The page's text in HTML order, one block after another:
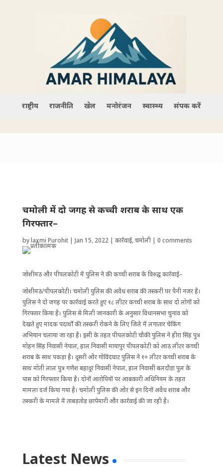
राष्ट्रीय राजनीति खेल मनोरंजन स्वास्थ्य संपर्क करें
चमोली में दो जगह से कच्ची शराब के साथ एक
गिरफ्तार–
bylaxmi Purohit| Jan 15, 2022| कार्रवाई,चमोली| 0 comments
जोशीमठ और पीपलकोटी में पुलिस ने की कच्ची शराब के विरुद्घ कार्रवाई–
जोशीमठ/पीपलकोटी। चमोली पुलिस की अवैध शराब की तस्करी पर पैनी नजर है।
पुलिस ने दो जगह पर कार्रवाई करते हुए १८ लीटर कच्ची शराब के साथ दो लोगों को
गिरफ्तार किया है। पुलिस से मिली जानकारी के अनुसार विधानसभा चुनाव को
देखते हुए मादक पदार्थों की तस्करी रोकने के लिए जिले में लगातार चेकिंग
अभियान चलाया जा रहा है। इसी के तहत पीपलकोटी चौकी पुलिस ने हीरा सिंह पुत्र
मोहन सिंह निवासी नेपाल, हाल निवासी मायापुर पीपलकोटी को आठ लीटर कच्ची
शराब के साथ पकड़ा है। दूसरी ओर गोविंदघाट पुलिस ने १० लीटर कच्ची शराब के
साथ मोती लाल पुत्र गणेश बहादुर निवासी नेपाल, हाल निवासी बलदौड़ा पुल के
पास को गिरफ्तार किया है। दोनों आरोपियों पर आबकारी अधिनियम के तहत
मामला दर्ज किया गया है। चमोली पुलिस की ओर से इन दिनों अवैध शराब और
तस्करी के मामले में ताबड़तोड़ छापेमारी और कार्रवाई की जा रही है।
Latest News